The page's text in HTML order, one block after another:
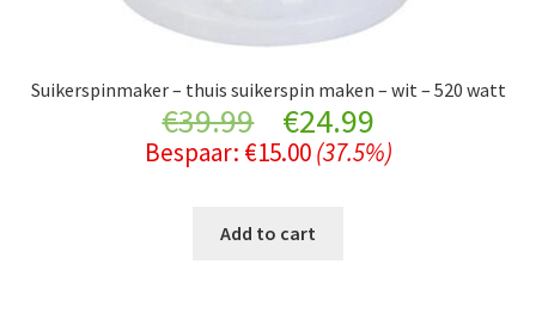
Suikerspinmaker – thuis suikerspin maken – wit – 520 watt
€39.99
Original
price
was:
€24.99Current
price
Bespaar: €15.00 (37.5%)
Add to cart